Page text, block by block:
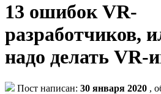
13 ошибок VR-
разработчиков,
надо делать VR-
Пост написан: 30 января 2020 ,